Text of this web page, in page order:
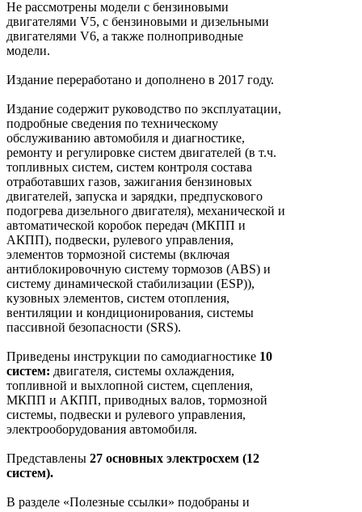
Не рассмотрены модели с бензиновыми
двигателями V5, с бензиновыми и дизельными
двигателями V6, а также полноприводные
модели.
Издание переработано и дополнено в 2017 году.
Издание содержит руководство по эксплуатации,
подробные сведения по техническому
обслуживанию автомобиля и диагностике,
ремонту и регулировке систем двигателей (в т.ч.
топливных систем, систем контроля состава
отработавших газов, зажигания бензиновых
двигателей, запуска и зарядки, предпускового
подогрева дизельного двигателя), механической и
автоматической коробок передач (МКПП и
АКПП), подвески, рулевого управления,
элементов тормозной системы (включая
антиблокировочную систему тормозов (ABS) и
систему динамической стабилизации (ESP)),
кузовных элементов, систем отопления,
вентиляции и кондиционирования, системы
пассивной безопасности (SRS).
Приведены инструкции по самодиагностике 10
систем: двигателя, системы охлаждения,
топливной и выхлопной систем, сцепления,
МКПП и АКПП, приводных валов, тормозной
системы, подвески и рулевого управления,
электрооборудования автомобиля.
Представлены 27 основных электросхем (12
систем).
В разделе «Полезные ссылки» подобраны и